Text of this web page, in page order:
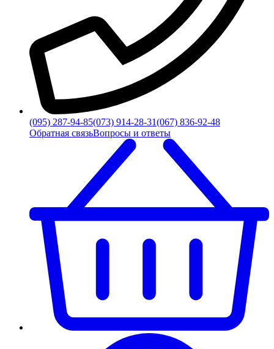
(095) 287-94-85(073) 914-28-31(067) 836-92-48
Обратная связьВопросы и ответы